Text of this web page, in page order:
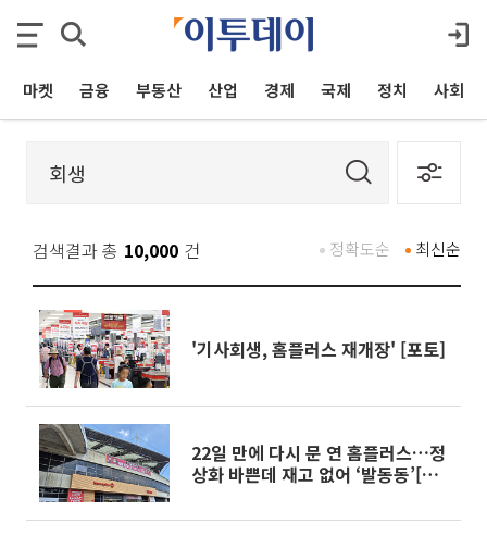
마켓 금융 부동산 산업 경제 국제 정치 사회
검색결과 총 10,000 건 최신순
정확도순
'기사회생, 홈플러스 재개장' [포토]
22일 만에 다시 문 연 홈플러스…정
상화 바쁜데 재고 없어 ‘발동동’[가